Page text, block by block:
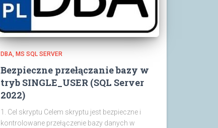
DBA MS SQL SERVER
Bezpieczne przełączanie bazy w
tryb SINGLE_USER (SQL Server
2022)
1. Cel skryptu Celem skryptu jest bezpieczne i
kontrolowane przełączenie bazy danych w